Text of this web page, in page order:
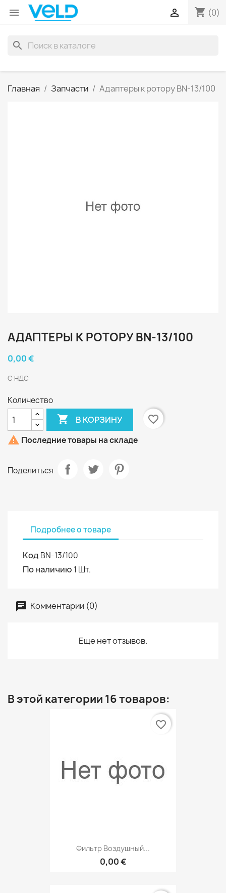
 shopping_cart (0)

search
Главная Запчасти Адаптеры к ротору BN-13/100
АДАПТЕРЫ К РОТОРУ BN-13/100
0,00 €
С НДС
Количество
 В КОРЗИНУ
favorite_border
 Последние товары на складе
Поделиться
Подробнее о товаре
Код BN-13/100
По наличию 1 Шт.
Комментарии (0)
Еще нет отзывов.
В этой категории 16 товаров:
Фильтр Воздушный...
0,00 €
favorite_border